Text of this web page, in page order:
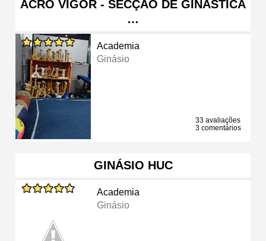
ACRO VIGOR - SECÇÃO DE GINÁSTICA
…
Academia
Ginásio
33 avaliações
3 comentários
GINÁSIO HUC
Academia
Ginásio